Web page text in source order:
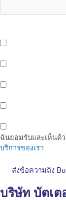
ฉันยอมรับและเห็นด้
บริการของเรา
ส่งข้อความถึง
บริษัท บัตเ